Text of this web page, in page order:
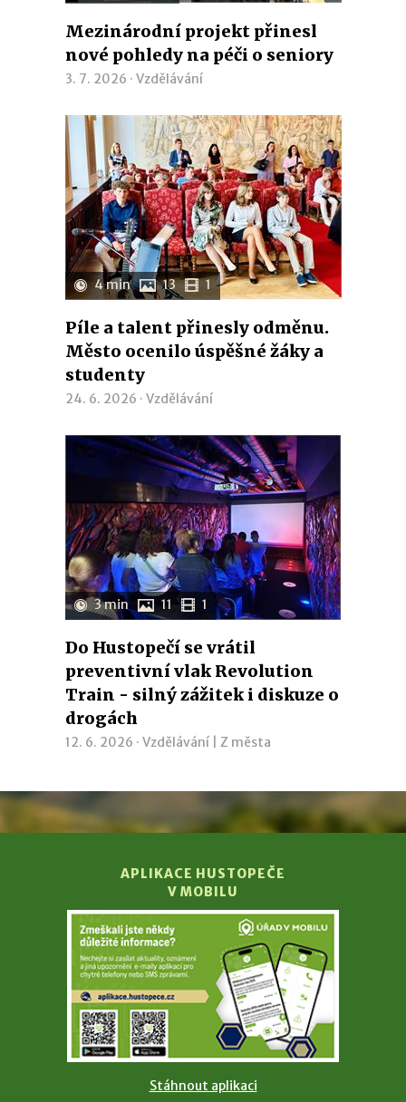
Mezinárodní projekt přinesl
nové pohledy na péči o seniory
3. 7. 2026 · Vzdělávání
4 min 13 1
Píle a talent přinesly odměnu.
Město ocenilo úspěšné žáky a
studenty
24. 6. 2026 · Vzdělávání
3 min 11 1
Do Hustopečí se vrátil
preventivní vlak Revolution
Train - silný zážitek i diskuze o
drogách
12. 6. 2026 · Vzdělávání| Z města
APLIKACE HUSTOPEČE
V MOBILU
Stáhnout aplikaci